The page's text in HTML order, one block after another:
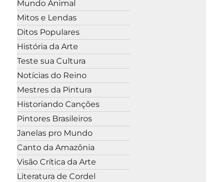
Mundo Animal
Mitos e Lendas
Ditos Populares
História da Arte
Teste sua Cultura
Notícias do Reino
Mestres da Pintura
Historiando Canções
Pintores Brasileiros
Janelas pro Mundo
Canto da Amazônia
Visão Crítica da Arte
Literatura de Cordel